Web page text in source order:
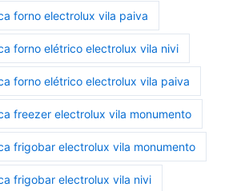
forno electrolux vila paiva
forno elétrico electrolux vila nivi
forno elétrico electrolux vila paiva
freezer electrolux vila monumento
frigobar electrolux vila monumento
frigobar electrolux vila nivi